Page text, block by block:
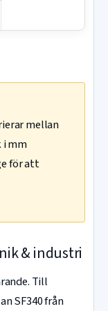
mellan
i mm
för att
& industri
Till
SF340 från